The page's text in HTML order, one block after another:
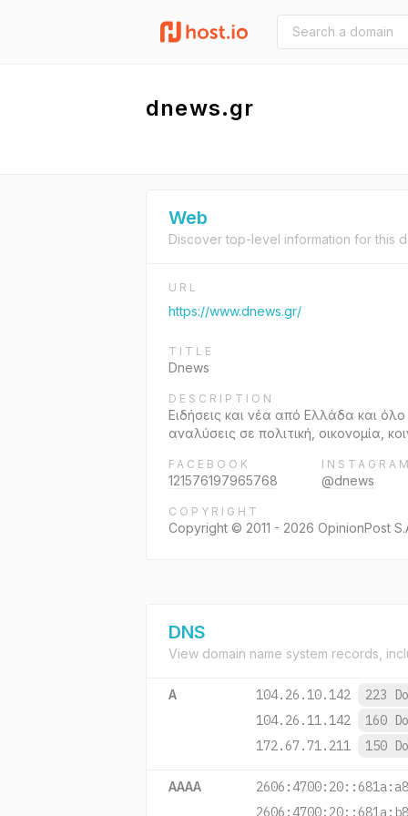
dnews.gr
Web
Discover top-level information for this
URL
https://www.dnews.gr/
TITLE
Dnews
DESCRIPTION
Ειδήσεις και νέα από Ελλάδα και
αναλύσεις σε πολιτική, οικονομία,
FACEBOOK
121576197965768 @dnews
COPYRIGHT
Copyright © 2011 - 2026 OpinionPost
DNS
View domain name system records,
A 104.26.10.142
223
104.26.11.142
160
172.67.71.211
150
AAAA